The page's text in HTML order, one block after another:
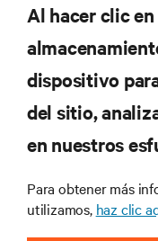
RECURSOS
CORPORATIVO
Al hacer clic
dispositivo
del sitio,
en nuestros
Para obtener más
utilizamos, haz clic